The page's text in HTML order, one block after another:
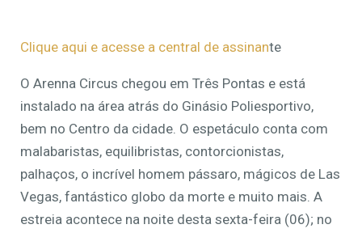
Clique aqui e acesse a central de assinante
O Arenna Circus chegou em Três Pontas e está
instalado na área atrás do Ginásio Poliesportivo,
bem no Centro da cidade. O espetáculo conta com
malabaristas, equilibristas, contorcionistas,
palhaços, o incrível homem pássaro, mágicos de Las
Vegas, fantástico globo da morte e muito mais. A
estreia acontece na noite desta sexta-feira (06); no